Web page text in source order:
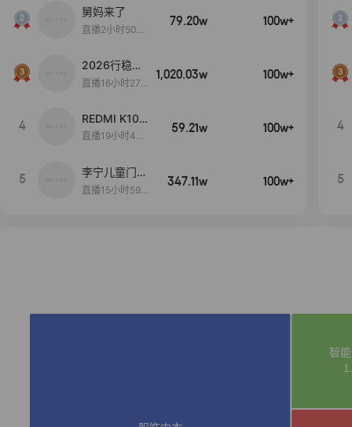
舅妈来了
直播2小时50分
79.20w 100w+
2026行稳致
远
直播16小时27
1,020.03w 100w+
4
REDMI K100
Pro系列新品
启！
直播19小时44
59.21w 100w+
5
李宁儿童门店
爆款赤兔8pr
直播15小时59
347.11w 100w+
4
5